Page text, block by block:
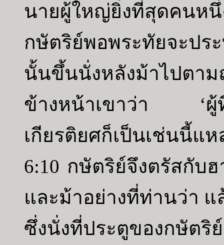
นายผู้ใหญ่ยิ่งที่สุดคนห
กษัตริย์พอพระทัยจะปร
นั้นขึ้นนั่งหลังม้าไปตา
ข้างหน้าเขาว่า ‘ผู้ที่
เกียรติยศก็เป็นเช่นนี้แห
6:10 กษัตริย์จึงตรัสกับฮ
และม้าอย่างที่ท่านว่า แ
ซึ่งนั่งที่ประตูของกษัตริ